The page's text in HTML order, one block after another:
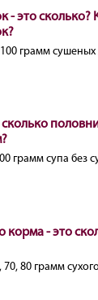
- это сколько?
грамм сушеных
сколько
грамм супа без
корма - это
80 грамм